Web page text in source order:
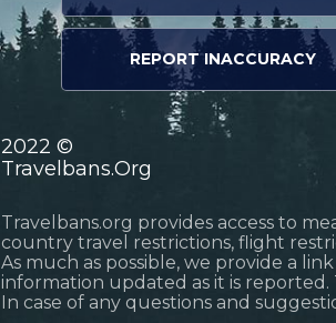
REPORT INACCURACY
2022 ©
Travelbans.Org
Travelbans.org provides access to
country travel restrictions, flight
As much as possible, we provide a
information updated as it is
In case of any questions and